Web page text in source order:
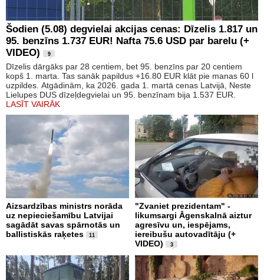
Šodien (5.08) degvielai akcijas cenas: Dīzelis 1.817 un
95. benzīns 1.737 EUR! Nafta 75.6 USD par barelu (+
VIDEO)
9
Dīzelis dārgāks par 28 centiem, bet 95. benzīns par 20 centiem
kopš 1. marta. Tas sanāk papildus +16.80 EUR klāt pie manas 60 l
uzpildes. Atgādinām, ka 2026. gada 1. martā cenas Latvijā, Neste
Lielupes DUS dīzeļdegvielai un 95. benzīnam bija 1.537 EUR.
LASĪT VAIRĀK
Aizsardzības ministrs norāda
uz nepieciešamību Latvijai
sagādāt savas spārnotās un
ballistiskās raķetes
11
"Zvaniet prezidentam" -
likumsargi Āgenskalnā aiztur
agresīvu un, iespējams,
iereibušu autovadītāju (+
VIDEO)
3